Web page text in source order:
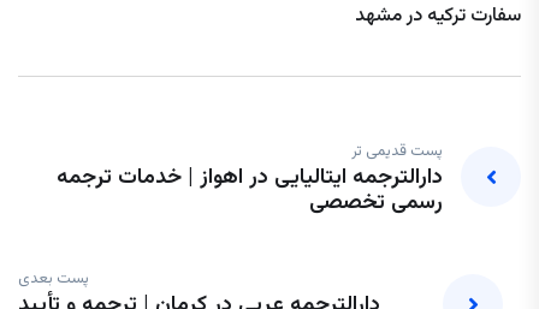
سفارت ترکیه در مشهد
پست قدیمی تر
دارالترجمه ایتالیایی در اهواز | خدمات ترجمه
رسمی تخصصی
پست بعدی